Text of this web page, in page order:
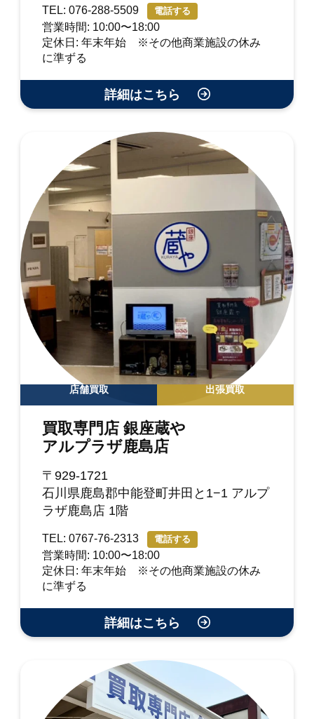
TEL: 076-288-5509 電話する
営業時間: 10:00〜18:00
定休日: 年末年始 ※その他商業施設の休み
に準ずる
詳細はこちら
店舗買取 出張買取
買取専門店 銀座蔵や
アルプラザ鹿島店
〒929-1721
石川県鹿島郡中能登町井田と1−1 アルプ
ラザ鹿島店 1階
TEL: 0767-76-2313 電話する
営業時間: 10:00〜18:00
定休日: 年末年始 ※その他商業施設の休み
に準ずる
詳細はこちら